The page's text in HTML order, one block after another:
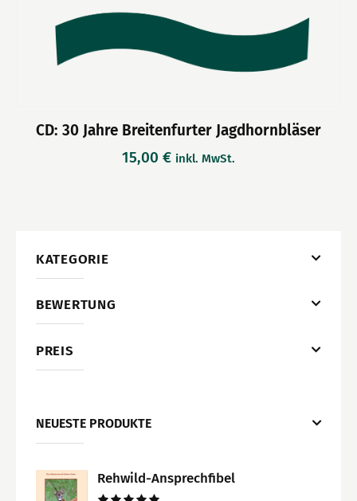
CD: 30 Jahre Breitenfurter Jagdhornbläser
15,00 € inkl. MwSt.
KATEGORIE
BEWERTUNG
PREIS
NEUESTE PRODUKTE
Rehwild-Ansprechfibel